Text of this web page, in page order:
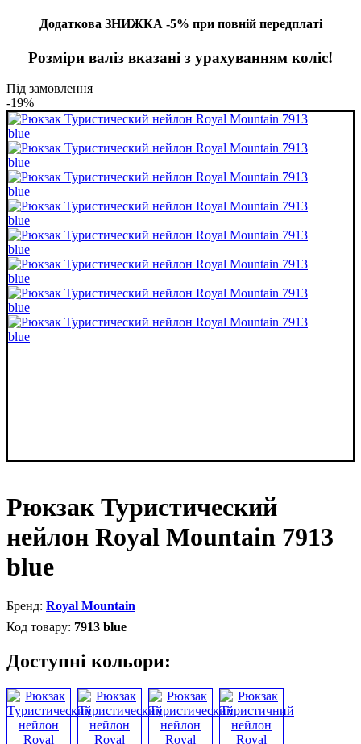
Додаткова ЗНИЖКА -5% при повній передплаті
Розміри валіз вказані з урахуванням коліс!
Під замовлення
-19%
Рюкзак Туристический
нейлон Royal Mountain 7913
blue
Royal Mountain
7913 blue
Доступні кольори: